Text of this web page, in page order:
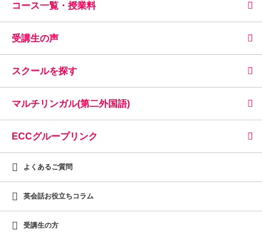
コース一覧・授業料
受講生の声
スクールを探す
マルチリンガル(第二外国語)
ECCグループリンク
よくあるご質問
英会話お役立ちコラム
受講生の方